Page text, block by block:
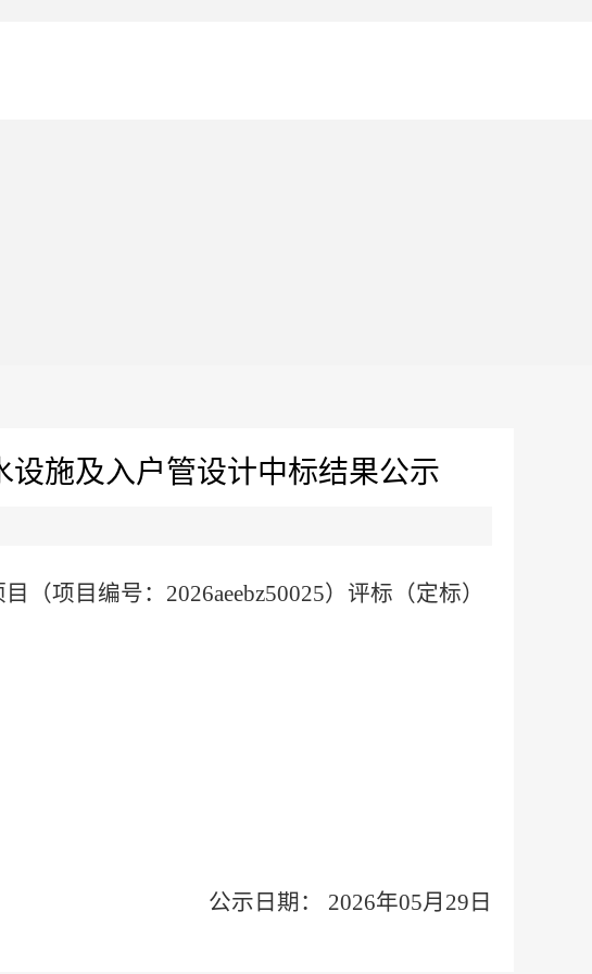
施及入户管设计中标结果公示
项目编号：2026aeebz50025）评标（定标）
公示日期： 2026年05月29日